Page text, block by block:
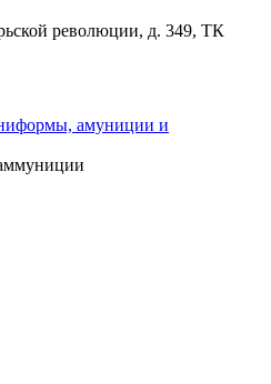
революции, д. 349, ТК